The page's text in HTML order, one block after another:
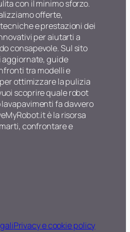
con il minimo sforzo.
offerte,
e prestazioni dei
per aiutarti a
consapevole. Sul sito
guide
tra modelli e
ottimizzare la pulizia
scoprire quale robot
fa davvero
è la risorsa
confrontare e
Privacy e cookie policy